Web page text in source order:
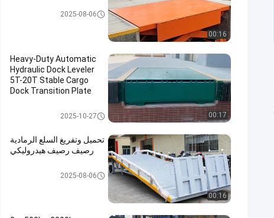
00:16
2025-08-06
00:17
Heavy-Duty Automatic
Hydraulic Dock Leveler
5T-20T Stable Cargo
Dock Transition Plate
مستوي قفص الاتهام الهيدروليكي
2025-10-27
00:16
تحميل وتفريغ السلع الرمادية
رصيف رصيف هيدروليكي
رصيف رصيف محمول2025-08-06